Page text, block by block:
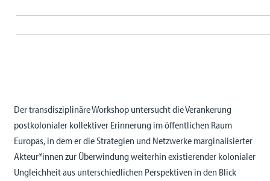
Der transdisziplinäre Workshop untersucht die Verankerung
postkolonialer kollektiver Erinnerung im öffentlichen Raum
Europas, in dem er die Strategien und Netzwerke marginalisierter
Akteur*innen zur Überwindung weiterhin existierender kolonialer
Ungleichheit aus unterschiedlichen Perspektiven in den Blick